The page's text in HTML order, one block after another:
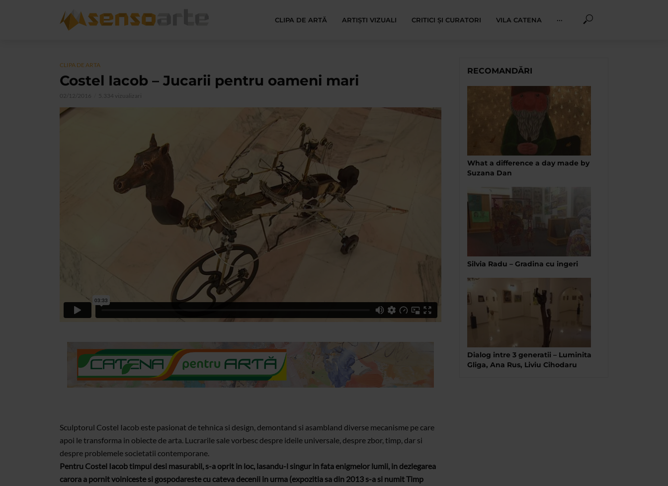
CLIPA DE ARTĂ ARTIȘTI VIZUALI CRITICI ȘI CURATORI VILA CATENA ···
CLIPA DE ARTA
Costel Iacob – Jucarii pentru oameni mari
02/12/2016 5.334 vizualizari
Sculptorul Costel Iacob este pasionat de tehnica si design, demontand si asambland diverse mecanisme pe care
apoi le transforma in obiecte de arta. Lucrarile sale vorbesc despre ideile universale, despre zbor, timp, dar si
despre problemele societatii contemporane.
Pentru Costel Iacob timpul desi masurabil, s-a oprit in loc, lasandu-l singur in fata enigmelor lumii, in dezlegarea
carora a pornit voiniceste si gospodareste cu cateva decenii in urma (expozitia sa din 2013 s-a si numit Timp
RECOMANDĂRI
What a difference a day made by
Suzana Dan
Silvia Radu – Gradina cu ingeri
Dialog intre 3 generatii – Luminita
Gliga, Ana Rus, Liviu Cihodaru